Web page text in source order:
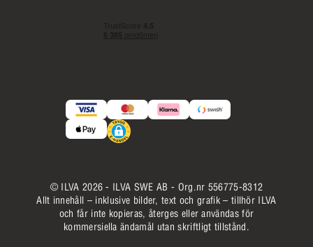
© ILVA 2026 - ILVA SWE AB - Org.nr 556775-8312
Allt innehåll – inklusive bilder, text och grafik – tillhör ILVA
och får inte kopieras, återges eller användas för
kommersiella ändamål utan skriftligt tillstånd.